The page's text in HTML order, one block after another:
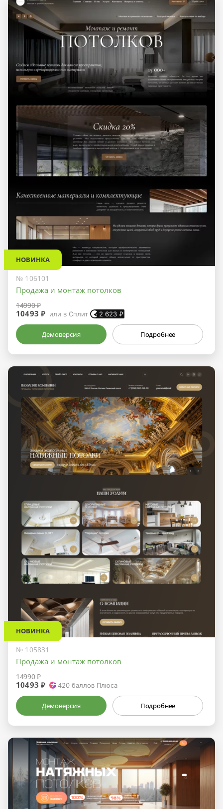
НОВИНКА
№ 106101
Продажа и монтаж потолков
14990 ₽
10493 ₽ или в Сплит 2 623 ₽
Демоверсия Подробнее
НОВИНКА
№ 105831
Продажа и монтаж потолков
14990 ₽
10493 ₽ 420 баллов Плюса
Демоверсия Подробнее